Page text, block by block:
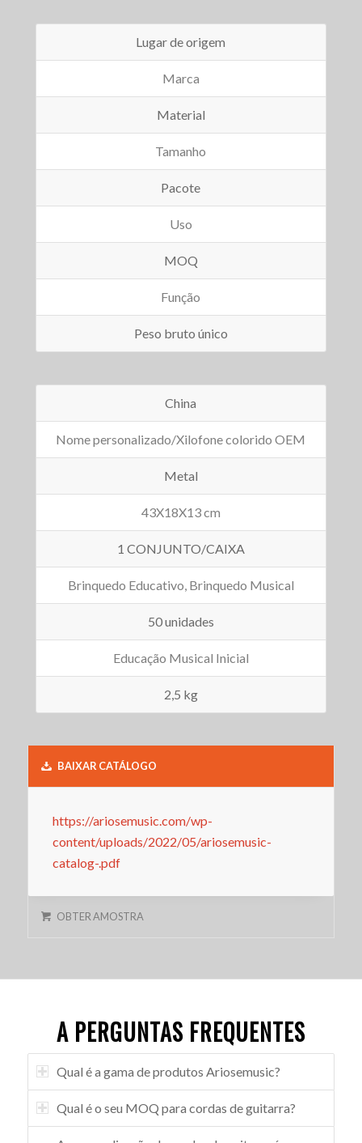
Lugar de origem
Marca
Material
Tamanho
Pacote
Uso
MOQ
Função
Peso bruto único
China
Nome personalizado/Xilofone colorido OEM
Metal
43X18X13 cm
1 CONJUNTO/CAIXA
Brinquedo Educativo, Brinquedo Musical
50 unidades
Educação Musical Inicial
2,5 kg
BAIXAR CATÁLOGO
https://ariosemusic.com/wp-
content/uploads/2022/05/ariosemusic-
catalog-.pdf
OBTER AMOSTRA
A PERGUNTAS FREQUENTES
Qual é a gama de produtos Ariosemusic?
Qual é o seu MOQ para cordas de guitarra?